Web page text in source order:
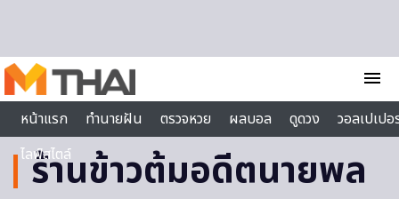
menu
หน้าแรก
ทำนายฝัน ตรวจหวย ผลบอล ดูดวง
วอลเปเป
ไลฟ์สไตล์
ร้านข้าวต้มอดีตนายพล